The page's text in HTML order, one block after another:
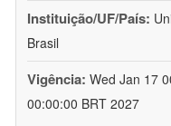
Instituição/UF/País:
Brasil
Vigência: Wed Jan 17
00:00:00 BRT 2027